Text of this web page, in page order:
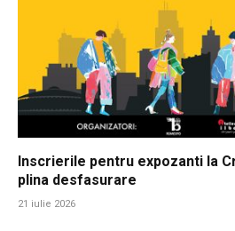
Inscrierile pentru expozanti la
plina desfasurare
21 iulie 2026